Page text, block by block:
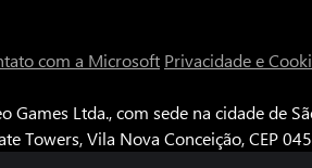
com a Microsoft Privacidade e
Ltda., com sede na cidade de
Towers, Vila Nova Conceição, CEP